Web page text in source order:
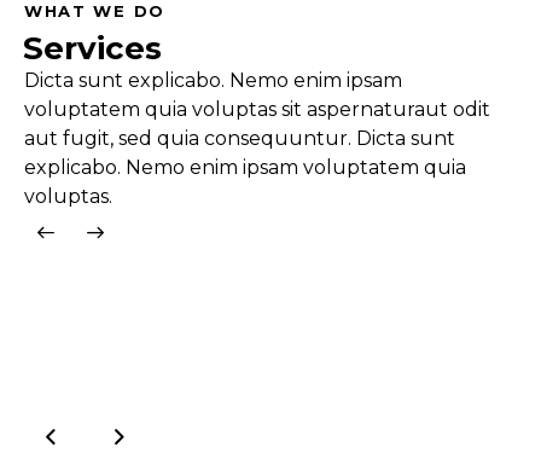
WHAT WE DO
Services
Dicta sunt explicabo. Nemo enim ipsam
voluptatem quia voluptas sit aspernaturaut odit
aut fugit, sed quia consequuntur. Dicta sunt
explicabo. Nemo enim ipsam voluptatem quia
voluptas.